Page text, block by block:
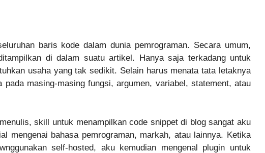
baris kode dalam dunia pemrograman. Secara umum,
di dalam suatu artikel. Hanya saja terkadang untuk
usaha yang tak sedikit. Selain harus menata tata letaknya
masing-masing fungsi, argumen, variabel, statement, atau
skill untuk menampilkan code snippet di blog sangat aku
mengenai bahasa pemrograman, markah, atau lainnya. Ketika
self-hosted, aku kemudian mengenal plugin untuk